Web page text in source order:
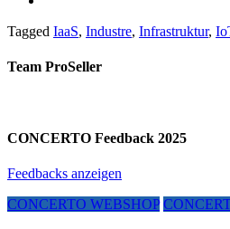
Tagged IaaS, Industre, Infrastruktur,
Team ProSeller
CONCERTO Feedback 2025
Feedbacks anzeigen
CONCERTO WEBSHOP